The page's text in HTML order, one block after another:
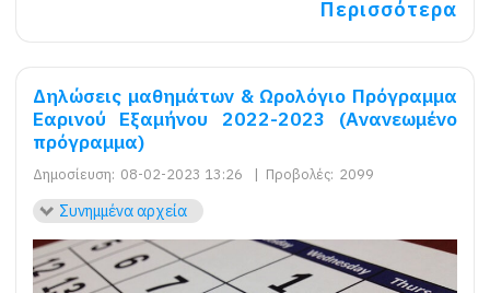
Περισσότερα
Δηλώσεις μαθημάτων & Ωρολόγιο Πρόγραμμα
Εαρινού Εξαμήνου 2022-2023 (Ανανεωμένο
πρόγραμμα)
Δημοσίευση: 08-02-2023 13:26 | Προβολές: 2099
Συνημμένα αρχεία